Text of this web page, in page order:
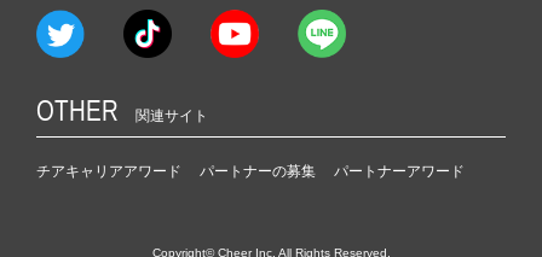
OTHER 関連サイト
チアキャリアアワード パートナーの募集 パートナーアワード
Copyright© Cheer Inc. All Rights Reserved.